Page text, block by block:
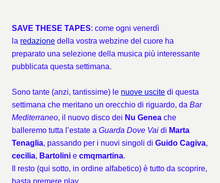
SAVE THESE TAPES: come ogni venerdì
la redazione della vostra webzine del cuore ha
preparato una selezione della musica più interessante
pubblicata questa settimana.
Sono tante (anzi, tantissime) le nuove uscite di questa
settimana che meritano un orecchio di riguardo, da Bar
Mediterraneo, il nuovo disco dei Nu Genea che
balleremo tutta l’estate a Guarda Dove Vai di Marta
Tenaglia, passando per i nuovi singoli di Guido Cagiva,
cecilia, Bartolini e cmqmartina.
Il resto (qui sotto, in ordine alfabetico) è tutto da scoprire,
basta premere play.